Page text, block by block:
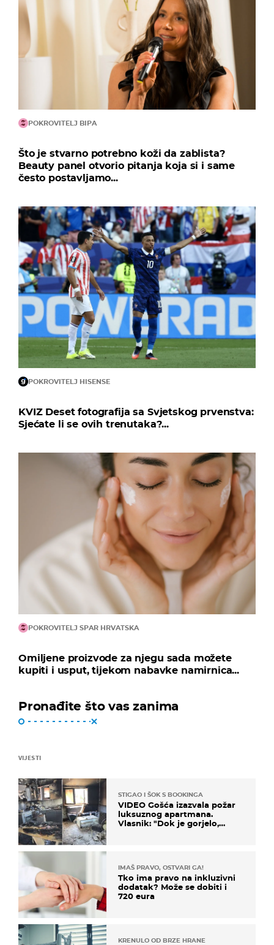
POKROVITELJ BIPA
Što je stvarno potrebno koži da zablista?
Beauty panel otvorio pitanja koja si i same
često postavljamo...
POKROVITELJ HISENSE
KVIZ Deset fotografija sa Svjetskog prvenstva:
Sjećate li se ovih trenutaka?...
POKROVITELJ SPAR HRVATSKA
Omiljene proizvode za njegu sada možete
kupiti i usput, tijekom nabavke namirnica...
Pronađite što vas zanima
VIJESTI
STIGAO I ŠOK S BOOKINGA
VIDEO Gošća izazvala požar
luksuznog apartmana.
Vlasnik: "Dok je gorjelo,
IMAŠ PRAVO, OSTVARI GA!
Tko ima pravo na inkluzivni
dodatak? Može se dobiti i
720 eura
KRENULO OD BRZE HRANE